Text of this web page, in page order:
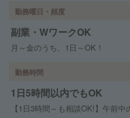
勤務曜日・頻度
副業・WワークOK
月～金のうち、1日～OK！
勤務時間
1日5時間以内でもOK
【1日3時間～も相談OK!】午前